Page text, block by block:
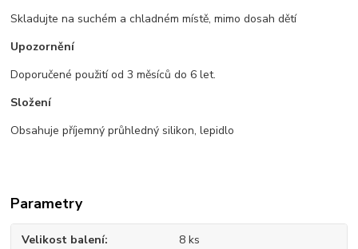
Skladujte na suchém a chladném místě, mimo dosah dětí
Upozornění
Doporučené použití od 3 měsíců do 6 let.
Složení
Obsahuje příjemný průhledný silikon, lepidlo
Parametry
Velikost balení 8 ks